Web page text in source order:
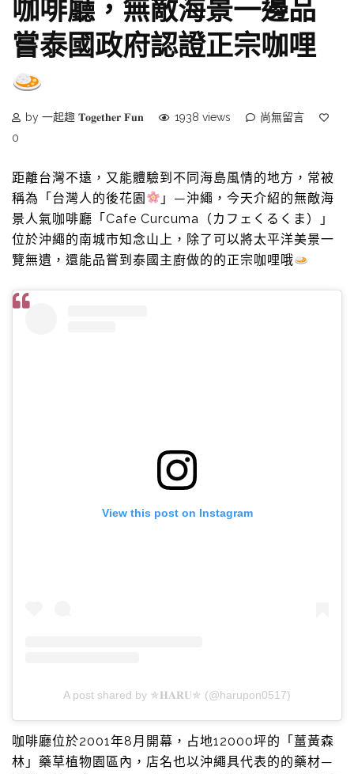
咖啡廳，無敵海景一邊品
嘗泰國政府認證正宗咖哩
by 一起趣 𝐓𝐨𝐠𝐞𝐭𝐡𝐞𝐫 𝐅𝐮𝐧 1938 views
尚無留言
0
距離台灣不遠，又能體驗到不同海島風情的地方，常被
稱為「台灣人的後花園
」—沖繩，今天介紹的無敵海
景人氣咖啡廳「Cafe Curcuma（カフェくるくま）」
位於沖繩的南城市知念山上，除了可以將太平洋美景一
覽無遺，還能品嘗到泰國主廚做的的正宗咖哩哦
View this post on Instagram
A post shared by ✯𝐇𝐀𝐑𝐔✯ (@harupon0517)
咖啡廳位於2001年8月開幕，占地12000坪的「薑黃森
林」藥草植物園區內，店名也以沖繩具代表的的藥材—